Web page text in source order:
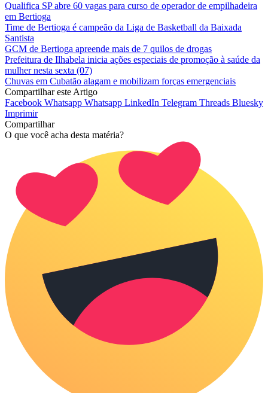
Qualifica SP abre 60 vagas para curso de operador de empilhadeira
em Bertioga
Time de Bertioga é campeão da Liga de Basketball da Baixada
Santista
GCM de Bertioga apreende mais de 7 quilos de drogas
Prefeitura de Ilhabela inicia ações especiais de promoção à saúde da
mulher nesta sexta (07)
Chuvas em Cubatão alagam e mobilizam forças emergenciais
Compartilhar este Artigo
Facebook Whatsapp Whatsapp LinkedIn Telegram Threads Bluesky
Imprimir
Compartilhar
O que você acha desta matéria?